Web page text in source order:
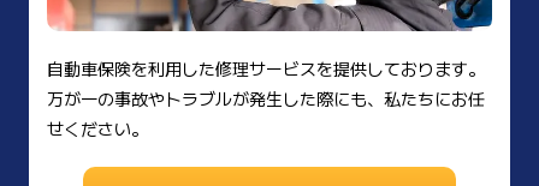
自動車保険を利用した修理サービスを提供しております。
万が一の事故やトラブルが発生した際にも、私たちにお任
せください。